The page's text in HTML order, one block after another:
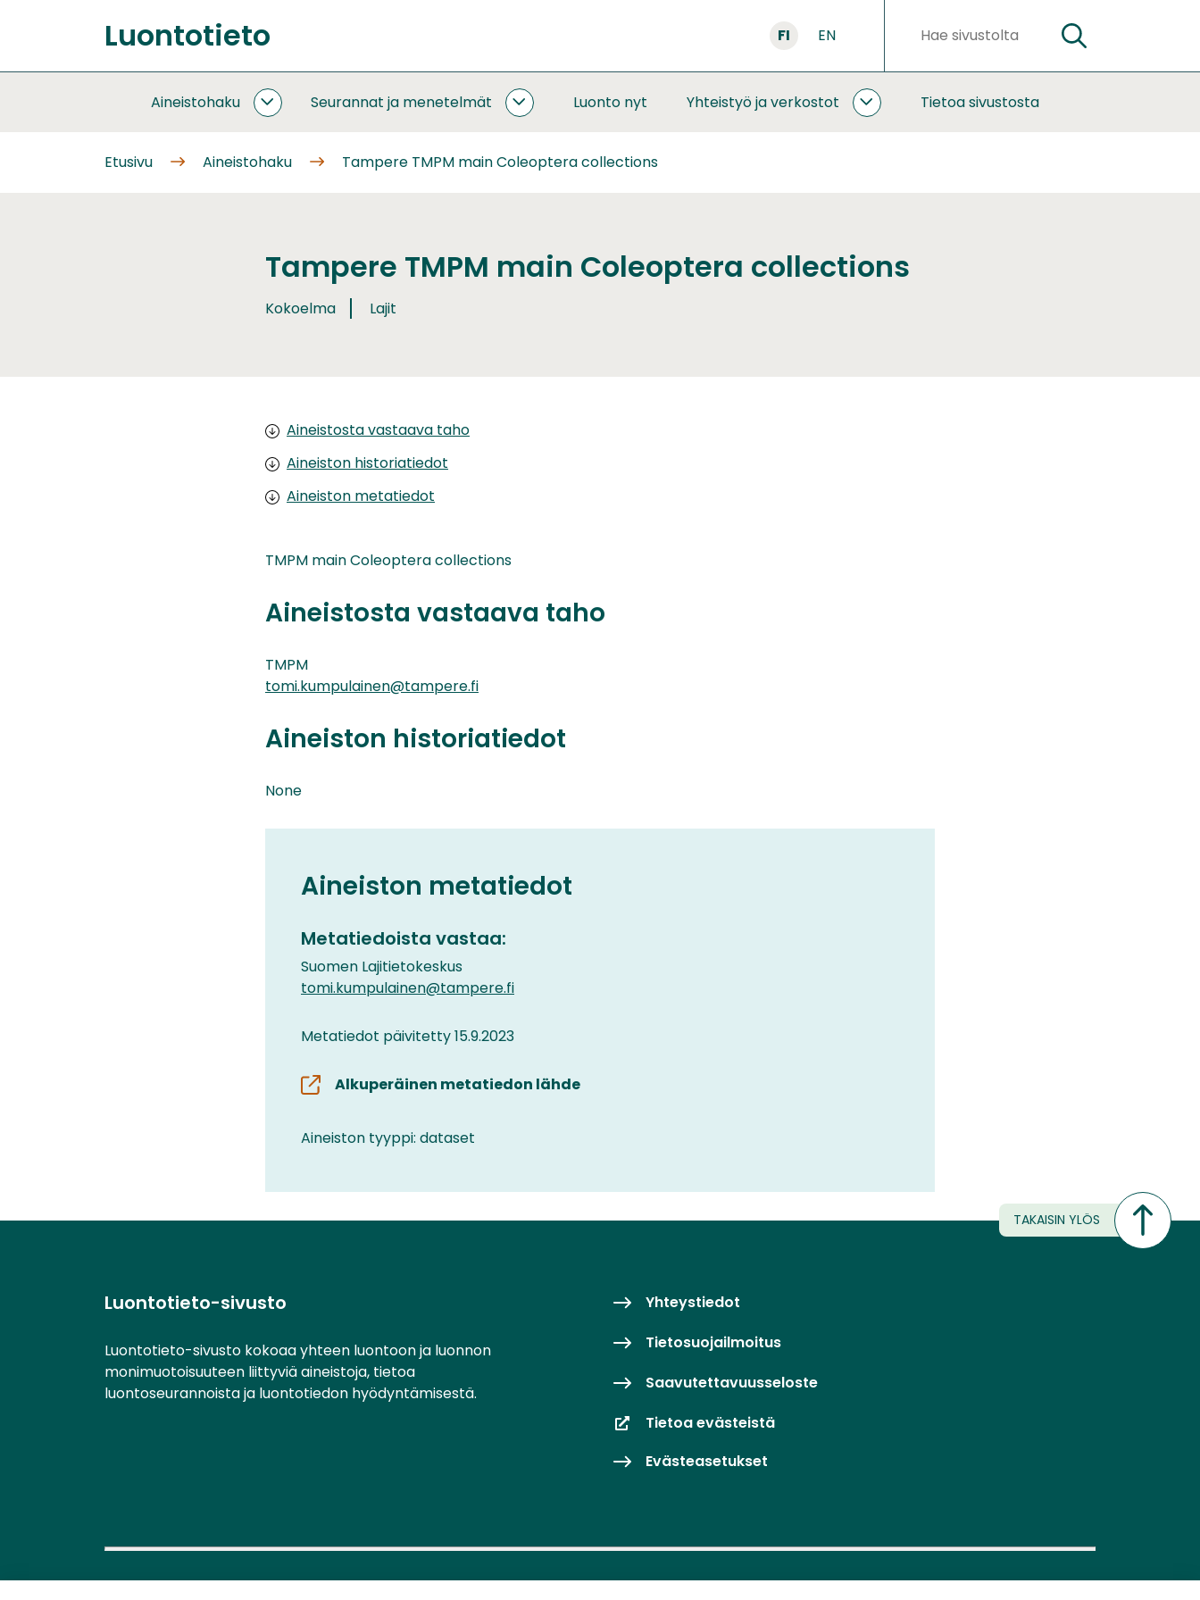
sisältöön
Etusivu
Luontotieto FI EN Hakusanat HAE
Aineistohaku
AINEISTOHAKU
Seurannat ja menetelmät
SEURANNAT
ALASIVUT
Luonto nyt Yhteistyö ja verkostot
YHTEISTYÖTietoa sivustosta
Etusivu Aineistohaku Tampere TMPM main Coleoptera collections
Tampere TMPM main Coleoptera collections
Kokoelma Lajit
Aineistosta vastaava taho
Aineiston historiatiedot
Aineiston metatiedot
TMPM main Coleoptera collections
Aineistosta vastaava taho
TMPM
tomi.kumpulainen@tampere.fi
Aineiston historiatiedot
None
Aineiston metatiedot
Metatiedoista vastaa:
Suomen Lajitietokeskus
tomi.kumpulainen@tampere.fi
Metatiedot päivitetty 15.9.2023
Alkuperäinen metatiedon lähde
Aineiston tyyppi: dataset
TAKAISIN YLÖS
Luontotieto-sivusto
Luontotieto-sivusto kokoaa yhteen luontoon ja luonnon
monimuotoisuuteen liittyviä aineistoja, tietoa
luontoseurannoista ja luontotiedon hyödyntämisestä.
Yhteystiedot
Tietosuojailmoitus
Saavutettavuusseloste
Tietoa evästeistä
Evästeasetukset